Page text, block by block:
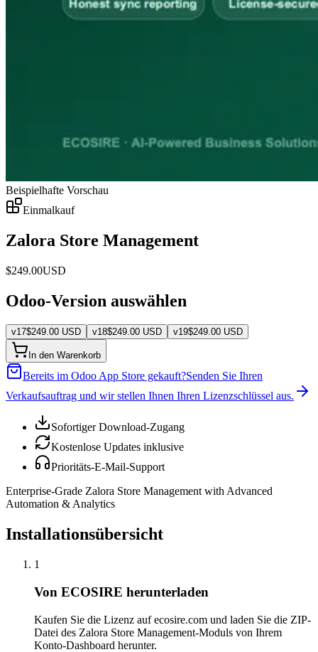
Beispielhafte Vorschau
Einmalkauf
Zalora Store Management
$249.00USD
Odoo-Version auswählen
v17$249.00 USD v18$249.00 USD v19$249.00 USD
In den Warenkorb
Bereits im Odoo App Store gekauft?Senden Sie Ihren
Verkaufsauftrag und wir stellen Ihnen Ihren Lizenzschlüssel aus.
Sofortiger Download-Zugang
Kostenlose Updates inklusive
Prioritäts-E-Mail-Support
Enterprise-Grade Zalora Store Management with Advanced
Automation & Analytics
Installationsübersicht
1
Von ECOSIRE herunterladen
Kaufen Sie die Lizenz auf ecosire.com und laden Sie die ZIP-
Datei des Zalora Store Management-Moduls von Ihrem
Konto-Dashboard herunter.